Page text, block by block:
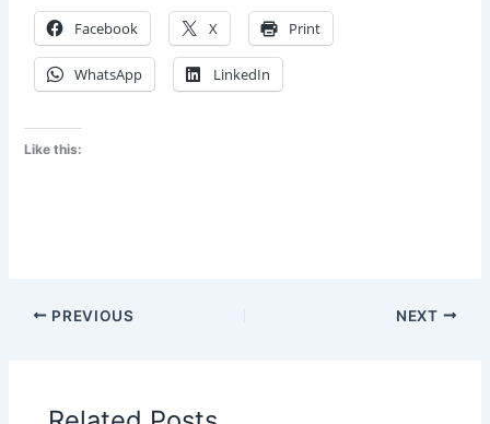
Facebook X Print
WhatsApp LinkedIn
Like this:
PREVIOUS NEXT